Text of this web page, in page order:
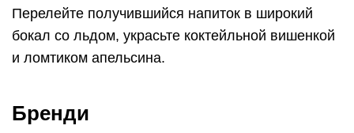
Перелейте получившийся напиток в широкий
бокал со льдом, украсьте коктейльной вишенкой
и ломтиком апельсина.
Бренди